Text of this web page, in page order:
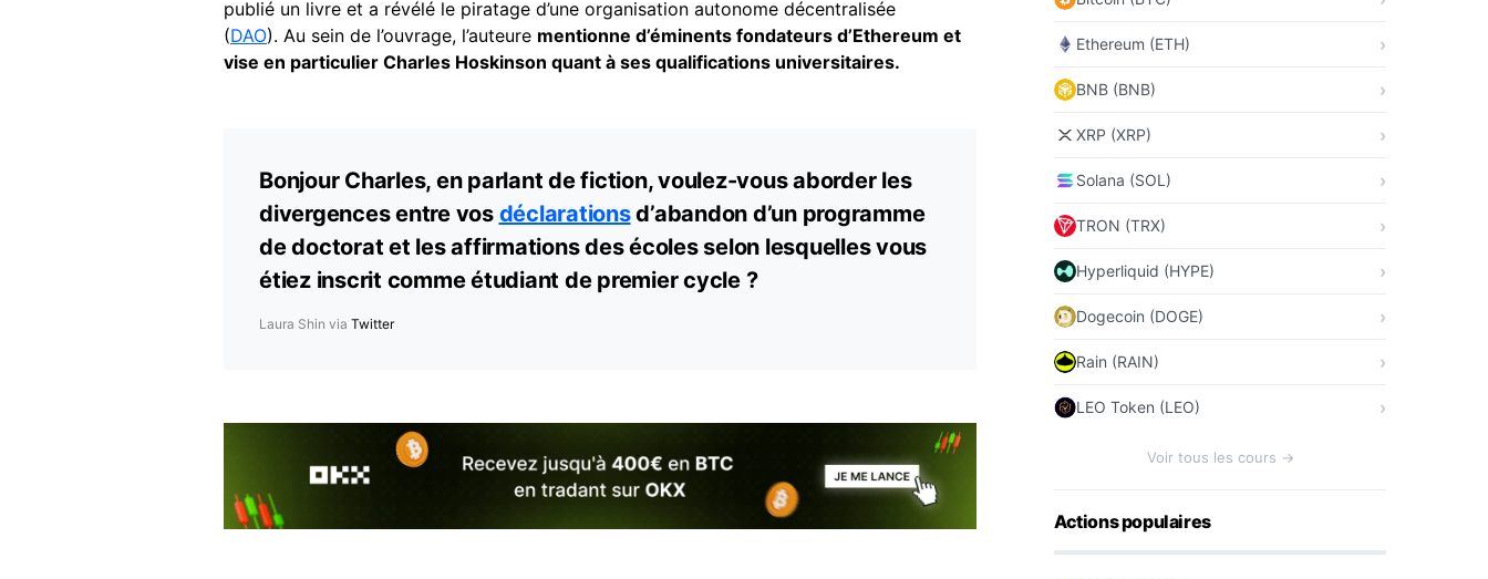
publié un livre et a révélé le piratage d’une organisation autonome décentralisée
(DAO). Au sein de l’ouvrage, l’auteure mentionne d’éminents fondateurs d’Ethereum et
vise en particulier Charles Hoskinson quant à ses qualifications universitaires.
Bonjour Charles, en parlant de fiction, voulez-vous aborder les
divergences entre vos déclarationsd’abandon d’un programme
de doctorat et les affirmations des écoles selon lesquelles vous
étiez inscrit comme étudiant de premier cycle ?
Laura Shin via Twitter
Ethereum (ETH)
BNB (BNB)
XRP (XRP)
Solana (SOL)
TRON (TRX)
Hyperliquid (HYPE)
Dogecoin (DOGE)
Rain (RAIN)
LEO Token (LEO)
Voir tous les cours →
Actions populaires